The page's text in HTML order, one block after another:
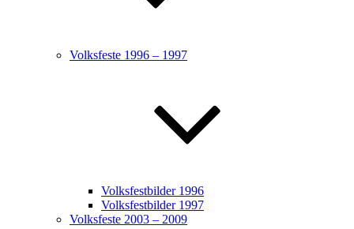
Volksfeste 1996 – 1997
Volksfestbilder 1996
Volksfestbilder 1997
Volksfeste 2003 – 2009